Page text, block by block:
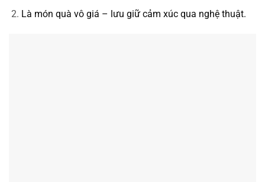
Là món quà vô giá – lưu giữ cảm xúc qua nghệ thuật.